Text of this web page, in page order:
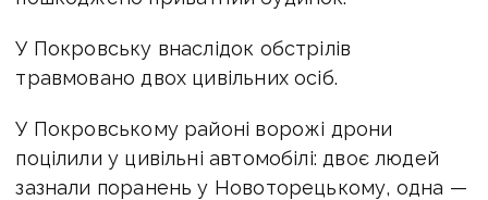
У Покровську внаслідок обстрілів
травмовано двох цивільних осіб.
У Покровському районі ворожі дрони
поцілили у цивільні автомобілі: двоє людей
зазнали поранень у Новоторецькому, одна —